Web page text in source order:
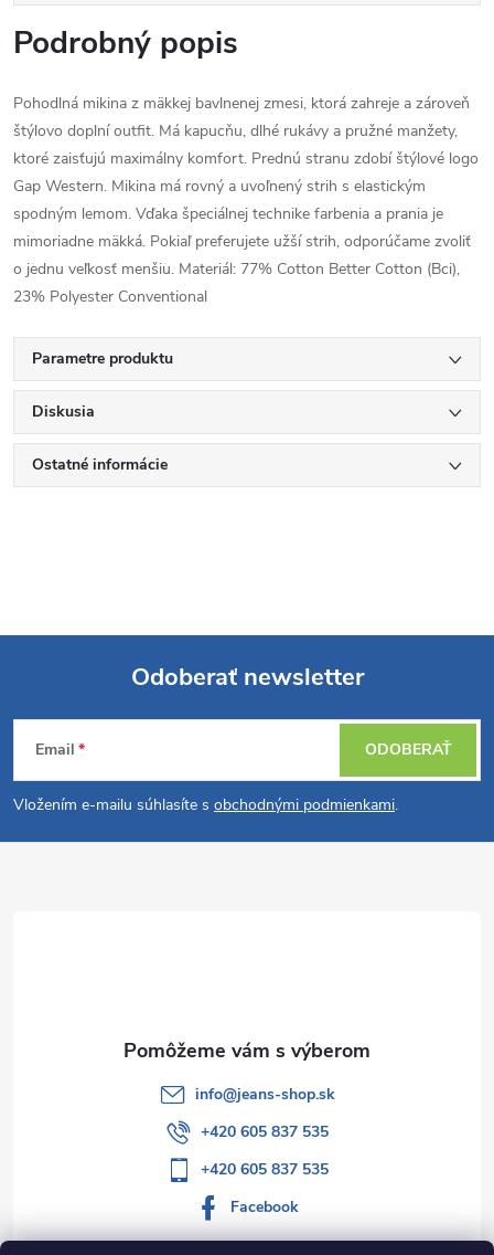
Podrobný popis
Pohodlná mikina z mäkkej bavlnenej zmesi, ktorá zahreje a zároveň
štýlovo doplní outfit. Má kapucňu, dlhé rukávy a pružné manžety,
ktoré zaisťujú maximálny komfort. Prednú stranu zdobí štýlové logo
Gap Western. Mikina má rovný a uvoľnený strih s elastickým
spodným lemom. Vďaka špeciálnej technike farbenia a prania je
mimoriadne mäkká. Pokiaľ preferujete užší strih, odporúčame zvoliť
o jednu veľkosť menšiu. Materiál: 77% Cotton Better Cotton (Bci),
23% Polyester Conventional
Parametre produktu
Diskusia
Ostatné informácie
Z
á
p
Odoberať newsletter
Email
Vložením e-mailu súhlasíte s obchodnými podmienkami.
ODOBERAŤ
info@jeans-shop.sk
+420 605 837 535
+420 605 837 535
Facebook